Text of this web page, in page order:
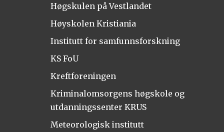
Høgskulen på Vestlandet
Høyskolen Kristiania
Institutt for samfunnsforskning
KS FoU
Kreftforeningen
Kriminalomsorgens høgskole og
utdanningssenter KRUS
Meteorologisk institutt